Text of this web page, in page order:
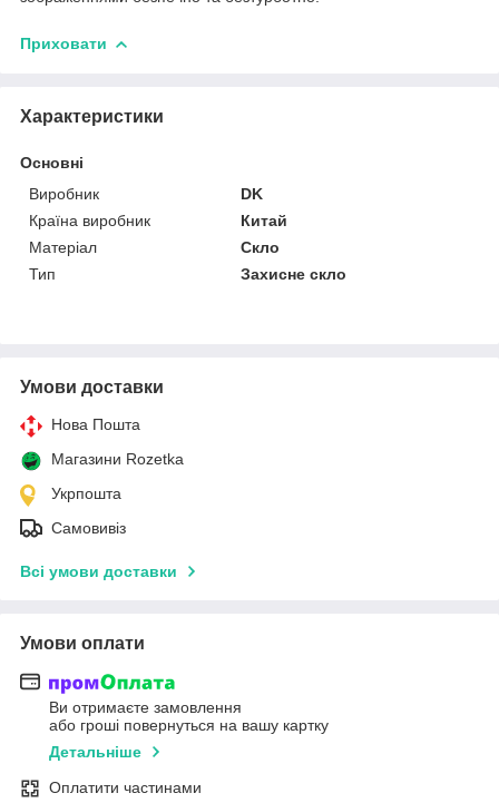
Приховати
Характеристики
Основні
Виробник
DK
Країна виробник
Китай
Матеріал
Скло
Тип
Захисне скло
Умови доставки
Нова Пошта
Магазини Rozetka
Укрпошта
Самовивіз
Всі умови доставки
Умови оплати
Ви отримаєте замовлення
або гроші повернуться на вашу картку
Детальніше
Оплатити частинами